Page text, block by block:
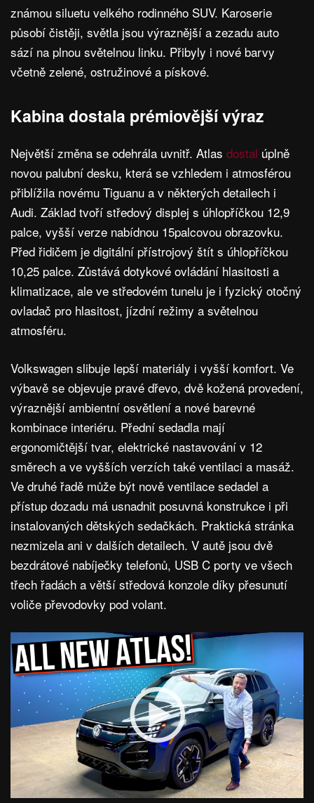
známou siluetu velkého rodinného SUV. Karoserie
působí čistěji, světla jsou výraznější a zezadu auto
sází na plnou světelnou linku. Přibyly i nové barvy
včetně zelené, ostružinové a pískové.
Kabina dostala prémiovější výraz
Největší změna se odehrála uvnitř. Atlas dostal úplně
novou palubní desku, která se vzhledem i atmosférou
přiblížila novému Tiguanu a v některých detailech i
Audi. Základ tvoří středový displej s úhlopříčkou 12,9
palce, vyšší verze nabídnou 15palcovou obrazovku.
Před řidičem je digitální přístrojový štít s úhlopříčkou
10,25 palce. Zůstává dotykové ovládání hlasitosti a
klimatizace, ale ve středovém tunelu je i fyzický otočný
ovladač pro hlasitost, jízdní režimy a světelnou
atmosféru.
Volkswagen slibuje lepší materiály i vyšší komfort. Ve
výbavě se objevuje pravé dřevo, dvě kožená provedení,
výraznější ambientní osvětlení a nové barevné
kombinace interiéru. Přední sedadla mají
ergonomičtější tvar, elektrické nastavování v 12
směrech a ve vyšších verzích také ventilaci a masáž.
Ve druhé řadě může být nově ventilace sedadel a
přístup dozadu má usnadnit posuvná konstrukce i při
instalovaných dětských sedačkách. Praktická stránka
nezmizela ani v dalších detailech. V autě jsou dvě
bezdrátové nabíječky telefonů, USB C porty ve všech
třech řadách a větší středová konzole díky přesunutí
voliče převodovky pod volant.